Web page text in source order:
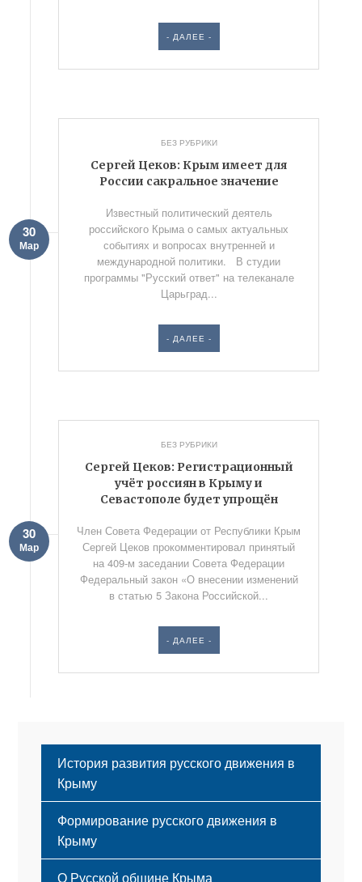
- ДАЛЕЕ -
БЕЗ РУБРИКИ
Сергей Цеков: Крым имеет для
России сакральное значение
30
Мар
Известный политический деятель
российского Крыма о самых актуальных
событиях и вопросах внутренней и
международной политики. В студии
программы "Русский ответ" на телеканале
Царьград...
- ДАЛЕЕ -
БЕЗ РУБРИКИ
Сергей Цеков: Регистрационный
учёт россиян в Крыму и
Севастополе будет упрощён
30
Мар
Член Совета Федерации от Республики Крым
Сергей Цеков прокомментировал принятый
на 409-м заседании Совета Федерации
Федеральный закон «О внесении изменений
в статью 5 Закона Российской...
- ДАЛЕЕ -
История развития русского движения в
Крыму
Формирование русского движения в
Крыму
Русский Крым
О Русской общине Крыма